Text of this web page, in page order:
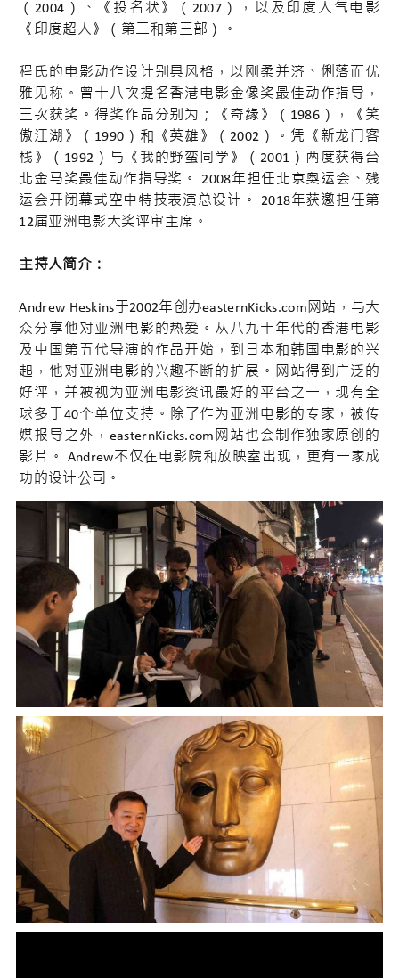
（2004）、《投名状》（2007），以及印度人气电影
《印度超人》（第二和第三部）。
程氏的电影动作设计别具风格，以刚柔并济、俐落而优
雅见称。曾十八次提名香港电影金像奖最佳动作指导，
三次获奖。得奖作品分别为；《奇缘》（1986），《笑
傲江湖》（1990）和《英雄》（2002）。凭《新龙门客
栈》（1992）与《我的野蛮同学》（2001）两度获得台
北金马奖最佳动作指导奖。 2008年担任北京奥运会、残
运会开闭幕式空中特技表演总设计。 2018年获邀担任第
12届亚洲电影大奖评审主席。
主持人简介：
Andrew Heskins于2002年创办easternKicks.com网站，与大
众分享他对亚洲电影的热爱。从八九十年代的香港电影
及中国第五代导演的作品开始，到日本和韩国电影的兴
起，他对亚洲电影的兴趣不断的扩展。网站得到广泛的
好评，并被视为亚洲电影资讯最好的平台之一，现有全
球多于40个单位支持。除了作为亚洲电影的专家，被传
媒报导之外，easternKicks.com网站也会制作独家原创的
影片。 Andrew不仅在电影院和放映室出现，更有一家成
功的设计公司。